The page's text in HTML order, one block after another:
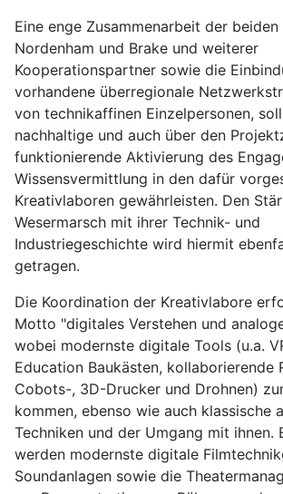
Eine enge Zusammenarbeit der beiden
Nordenham und Brake und weiterer
Kooperationspartner sowie die
vorhandene überregionale
von technikaffinen Einzelpersonen,
nachhaltige und auch über den
funktionierende Aktivierung des
Wissensvermittlung in den dafür
Kreativlaboren gewährleisten. Den
Wesermarsch mit ihrer Technik- und
Industriegeschichte wird hiermit
getragen.
Die Koordination der Kreativlabore
Motto "digitales Verstehen und
wobei modernste digitale Tools (u.a.
Education Baukästen, kollaborierende
Cobots-, 3D-Drucker und Drohnen)
kommen, ebenso wie auch klassische
Techniken und der Umgang mit ihnen.
werden modernste digitale
Soundanlagen sowie die